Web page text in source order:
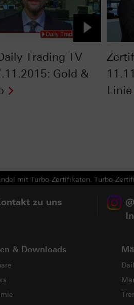
Trading TV
Gold &
Linie
mit Turbo-Zertifikaten. Turbo-
zu uns
& Downloads